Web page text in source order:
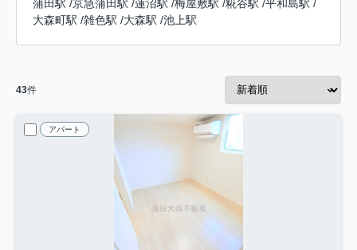
蒲田駅 /京急蒲田駅 /蓮沼駅 /梅屋敷駅 /糀谷駅 /平和島駅 /
大森町駅 /雑色駅 /大森駅 /池上駅
43件
アパート